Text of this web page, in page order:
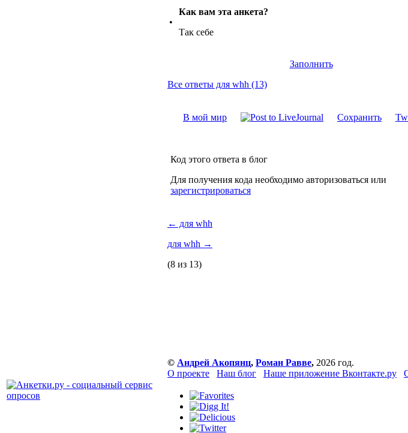
•
Как вам эта анкета?
Так себе
Заполнить
Все ответы для whh (13)
В мой мир Сохранить
Код этого ответа в блог
Для получения кода необходимо авторизоваться или
зарегистрироваться
← для whh
для whh →
(8 из 13)
© Андрей Акопянц, Роман Равве, 2026 год.
О проекте
Наш блог Наше приложение Вконтакте.ру